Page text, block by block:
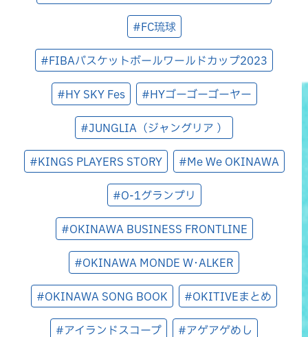
#FC琉球
#FIBAバスケットボールワールドカップ2023
#HY SKY Fes #HYゴーゴーゴーヤー
#JUNGLIA（ジャングリア ）
#KINGS PLAYERS STORY #Me We OKINAWA
#O-1グランプリ
#OKINAWA BUSINESS FRONTLINE
#OKINAWA MONDE W･ALKER
#OKINAWA SONG BOOK #OKITIVEまとめ
#アイランドスコープ #アゲアゲめし